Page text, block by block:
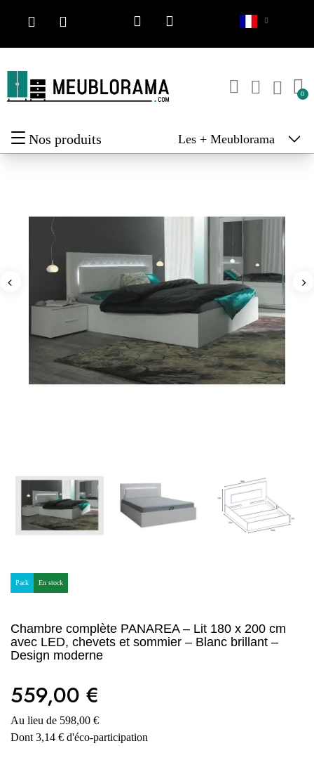
Nos produits Les + Meublorama
Pack En stock
Chambre complète PANAREA – Lit 180 x 200 cm
avec LED, chevets et sommier – Blanc brillant –
Design moderne
559,00 €
Au lieu de 598,00 €
Dont 3,14 € d'éco-participation